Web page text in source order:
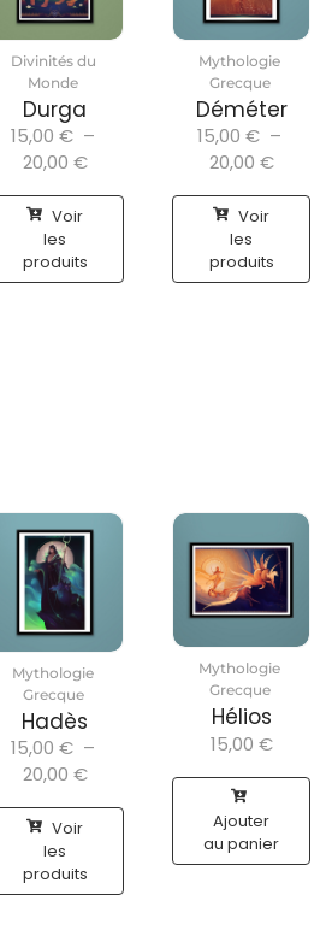
Divinités du
Monde
Durga
15,00 € –
20,00 €
Voir
les
produits
Mythologie
Grecque
Déméter
15,00 € –
20,00 €
Voir
les
produits
Mythologie
Grecque
Hadès
15,00 € –
20,00 €
Voir
les
produits
Mythologie
Grecque
Hélios
15,00 €
Ajouter
au panier